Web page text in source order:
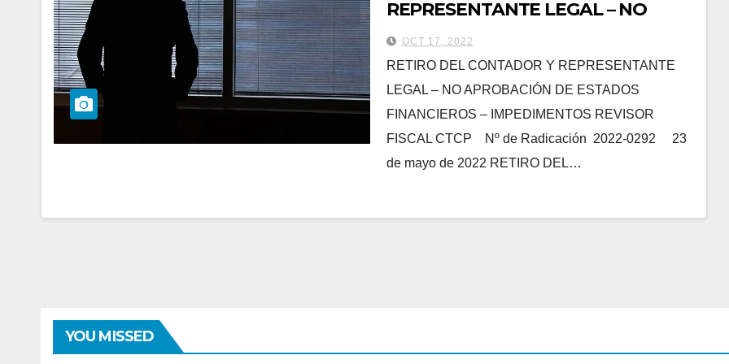
REPRESENTANTE LEGAL – NO
APROBACIÓN DE ESTADOS
FINANCIEROS – IMPEDIMENTOS
REVISOR FISCAL-
OCT 17, 2022
RETIRO DEL CONTADOR Y REPRESENTANTE
LEGAL – NO APROBACIÓN DE ESTADOS
FINANCIEROS – IMPEDIMENTOS REVISOR
FISCAL CTCP Nº de Radicación 2022-0292 23
de mayo de 2022 RETIRO DEL…
YOU MISSED